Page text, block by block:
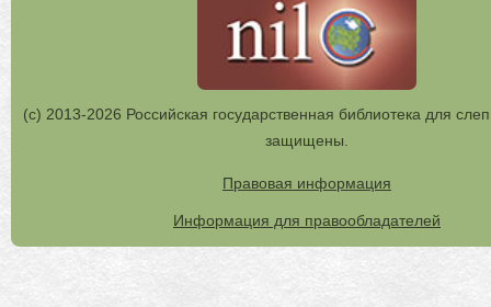
(с) 2013-2026 Российская государственная библиотека для
защищены.
Правовая информация
Информация для правообладателей